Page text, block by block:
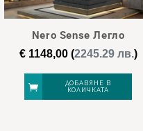
Nero Sense Легло
€1148,00(2245.29 лв.)
ДОБАВЯНЕ В
КОЛИЧКАТА